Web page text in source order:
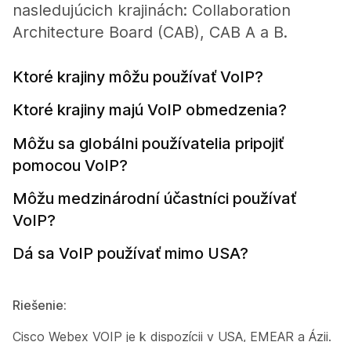
nasledujúcich krajinách: Collaboration
Architecture Board (CAB), CAB A a B.
Ktoré krajiny môžu používať VoIP?
Ktoré krajiny majú VoIP obmedzenia?
Môžu sa globálni používatelia pripojiť
pomocou VoIP?
Môžu medzinárodní účastníci používať
VoIP?
Dá sa VoIP používať mimo USA?
Riešenie:
Cisco Webex VOIP je k dispozícii v USA, EMEAR a Ázii.